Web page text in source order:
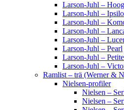
Larson-Juhl –
Larson-Juhl –
Larson-Juhl –
Larson-Juhl –
Larson-Juhl –
Larson-Juhl – Pearl
Larson-Juhl – Petite
Larson-Juhl –
Ramlist – trä (Werner &
Nielsen-profiler
Nielsen –
Nielsen –